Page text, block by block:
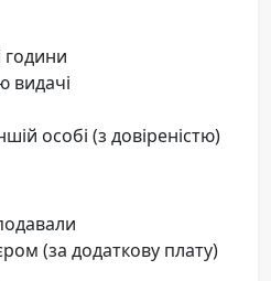
години
видачі
особі (з довіреністю)
(за додаткову плату)